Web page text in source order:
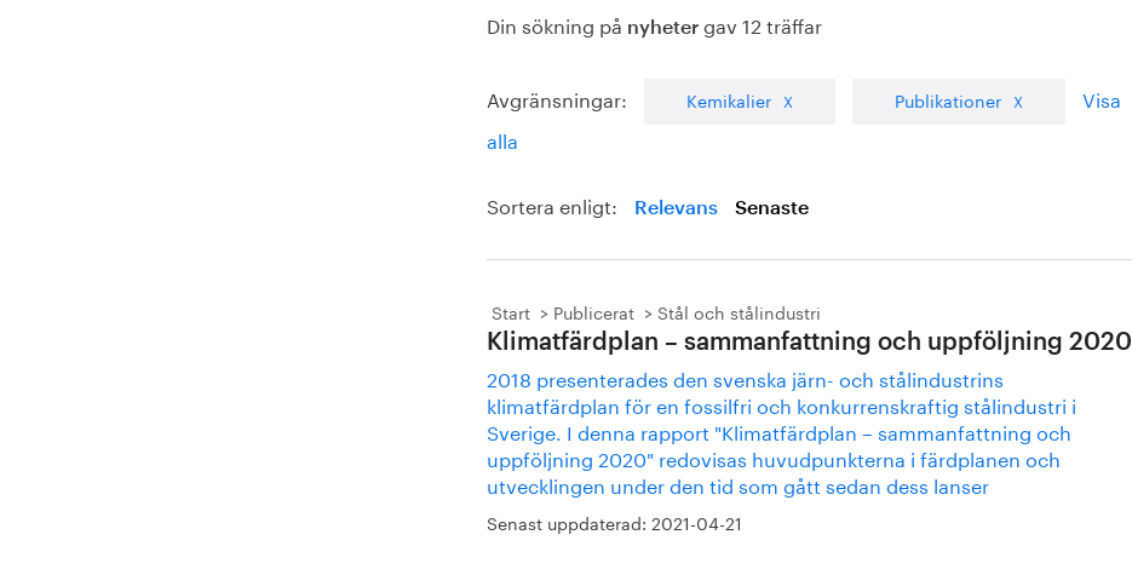
Din sökning på nyheter gav 12 träffar
Avgränsningar: Kemikalier Publikationer
Visa
alla
Sortera enligt: Relevans Senaste
Start Publicerat Stål och stålindustri
Klimatfärdplan – sammanfattning och uppföljning 2020
2018 presenterades den svenska järn- och stålindustrins
klimatfärdplan för en fossilfri och konkurrenskraftig stålindustri i
Sverige. I denna rapport "Klimatfärdplan – sammanfattning och
uppföljning 2020" redovisas huvudpunkterna i färdplanen och
utvecklingen under den tid som gått sedan dess lanser
Senast uppdaterad: 2021-04-21